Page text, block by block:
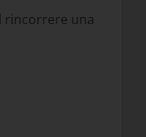
rincorrere una